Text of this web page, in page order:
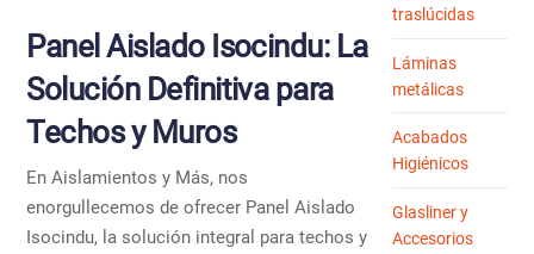
Panel Aislado Isocindu: La
Solución Definitiva para
Techos y Muros
En Aislamientos y Más, nos
enorgullecemos de ofrecer Panel Aislado
Isocindu, la solución integral para techos y
traslúcidas
Láminas
metálicas
Acabados
Higiénicos
Glasliner y
Accesorios